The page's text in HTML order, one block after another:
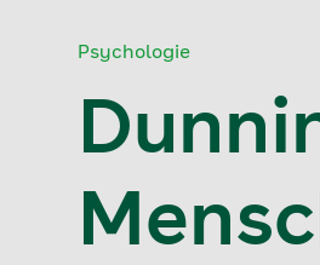
Psychologie